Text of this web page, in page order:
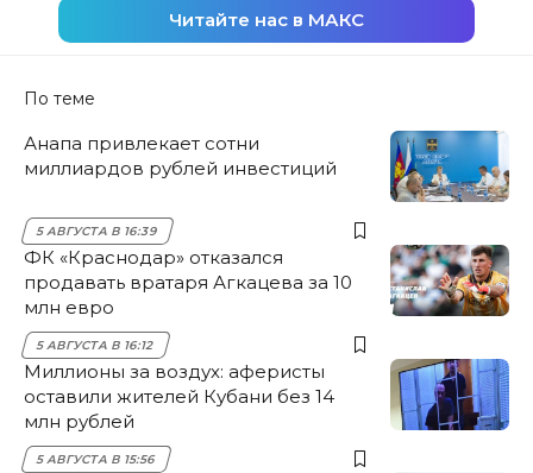
Читайте нас в МАКС
По теме
Анапа привлекает сотни
миллиардов рублей инвестиций
5 АВГУСТА В 16:39
ФК «Краснодар» отказался
продавать вратаря Агкацева за 10
млн евро
5 АВГУСТА В 16:12
Миллионы за воздух: аферисты
оставили жителей Кубани без 14
млн рублей
5 АВГУСТА В 15:56